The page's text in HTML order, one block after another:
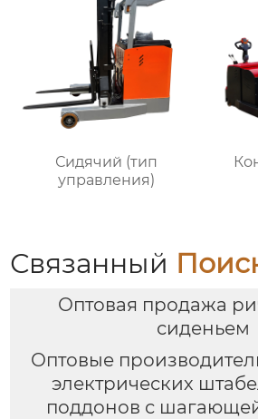
Сидячий (тип
управления)
Связанный
Оптовая продажа
сиденьем
Оптовые
электрических
поддонов с